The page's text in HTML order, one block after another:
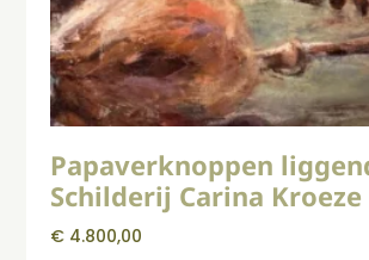
Papaverknoppen
Schilderij Carina Kroeze
€ 4.800,00